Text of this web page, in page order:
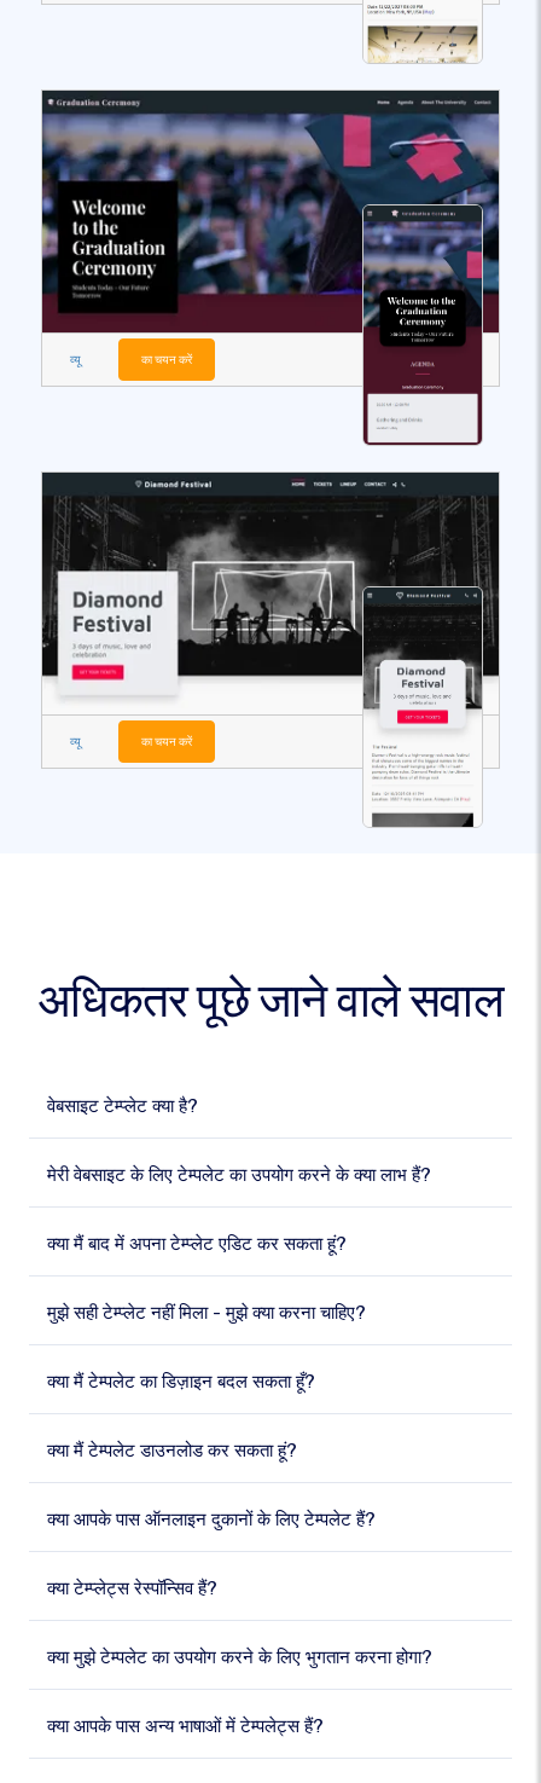
व्यू का चयन करें
व्यू का चयन करें
अधिकतर पूछे जाने वाले सवाल
वेबसाइट टेम्प्लेट क्या है?
मेरी वेबसाइट के लिए टेम्पलेट का उपयोग करने के क्या लाभ हैं?
क्या मैं बाद में अपना टेम्प्लेट एडिट कर सकता हूं?
मुझे सही टेम्प्लेट नहीं मिला - मुझे क्या करना चाहिए?
क्या मैं टेम्पलेट का डिज़ाइन बदल सकता हूँ?
क्या मैं टेम्पलेट डाउनलोड कर सकता हूं?
क्या आपके पास ऑनलाइन दुकानों के लिए टेम्पलेट हैं?
क्या टेम्प्लेट्स रेस्पॉन्सिव हैं?
क्या मुझे टेम्पलेट का उपयोग करने के लिए भुगतान करना होगा?
क्या आपके पास अन्य भाषाओं में टेम्पलेट्स हैं?